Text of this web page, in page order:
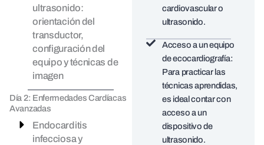
ultrasonido:
orientación del
transductor,
configuración del
equipo y técnicas de
imagen
Día 2: Enfermedades Cardíacas
Avanzadas
Endocarditis
infecciosa y
cardiovascular o
ultrasonido.
Acceso a un equipo
de ecocardiografía:
Para practicar las
técnicas aprendidas,
es ideal contar con
acceso a un
dispositivo de
ultrasonido.